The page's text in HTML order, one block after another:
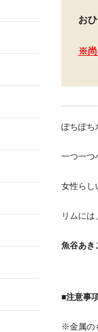
お
※尚
ぽちぽち
一つ一つ
女性らし
リムには
魚谷あき
■注意事
※金属の